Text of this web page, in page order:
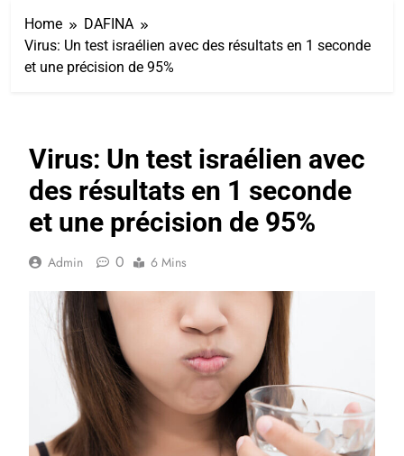
Home
DAFINA
Virus: Un test israélien avec des résultats en 1 seconde
et une précision de 95%
Virus: Un test israélien avec
des résultats en 1 seconde
et une précision de 95%
Admin 0 6 Mins